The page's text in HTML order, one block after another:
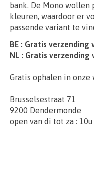
bank. De Mono
kleuren, waardoor er
passende variant te
BE : Gratis verzending
NL : Gratis verzending
Gratis ophalen in onze
Brusselsestraat 71
9200 Dendermonde
open van di tot za :